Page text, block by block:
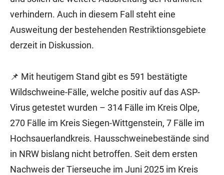
verhindern. Auch in diesem Fall steht eine
Ausweitung der bestehenden Restriktionsgebiete
derzeit in Diskussion.
📌 Mit heutigem Stand gibt es 591 bestätigte
Wildschweine-Fälle, welche positiv auf das ASP-
Virus getestet wurden – 314 Fälle im Kreis Olpe,
270 Fälle im Kreis Siegen-Wittgenstein, 7 Fälle im
Hochsauerlandkreis. Hausschweinebestände sind
in NRW bislang nicht betroffen. Seit dem ersten
Nachweis der Tierseuche im Juni 2025 im Kreis